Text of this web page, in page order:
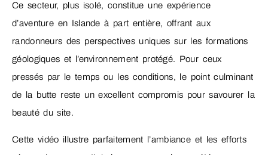
Ce secteur, plus isolé, constitue une expérience
d’aventure en Islande à part entière, offrant aux
randonneurs des perspectives uniques sur les formations
géologiques et l’environnement protégé. Pour ceux
pressés par le temps ou les conditions, le point culminant
de la butte reste un excellent compromis pour savourer la
beauté du site.
Cette vidéo illustre parfaitement l’ambiance et les efforts